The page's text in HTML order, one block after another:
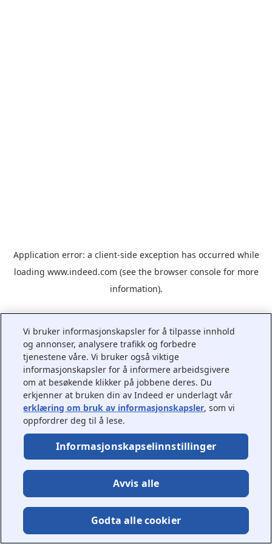
Application error: a client-side exception has occurred while
loading www.indeed.com (see the browser consolefor more
information).
Vi bruker informasjonskapsler for å tilpasse innhold
og annonser, analysere trafikk og forbedre
tjenestene våre. Vi bruker også viktige
informasjonskapsler for å informere arbeidsgivere
om at besøkende klikker på jobbene deres. Du
erkjenner at bruken din av Indeed er underlagt vår
erklæring om bruk av informasjonskapsler, som vi
oppfordrer deg til å lese.
Informasjonskapselinnstillinger
Avvis alle
Godta alle cookier